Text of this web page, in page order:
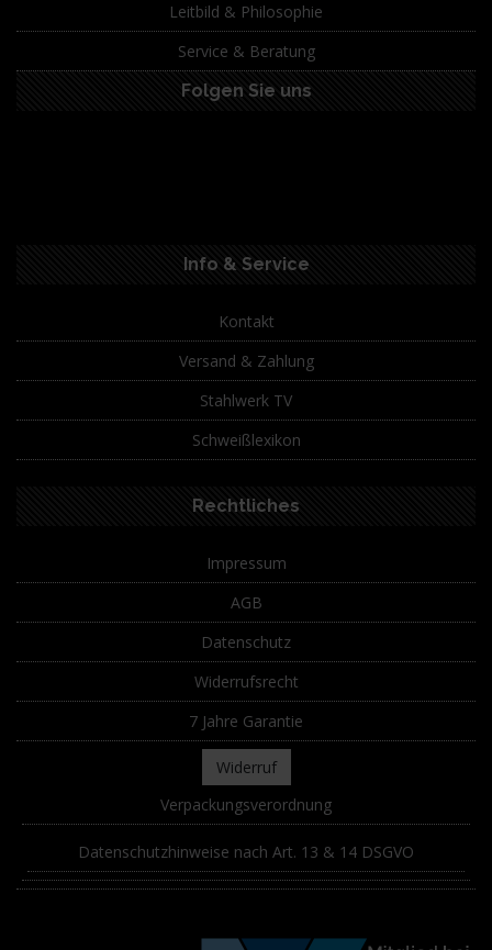
Leitbild & Philosophie
Service & Beratung
Folgen Sie uns
Info & Service
Kontakt
Versand & Zahlung
Stahlwerk TV
Schweißlexikon
Rechtliches
Impressum
AGB
Datenschutz
Widerrufsrecht
7 Jahre Garantie
Widerruf
Verpackungsverordnung
Datenschutzhinweise nach Art. 13 & 14 DSGVO